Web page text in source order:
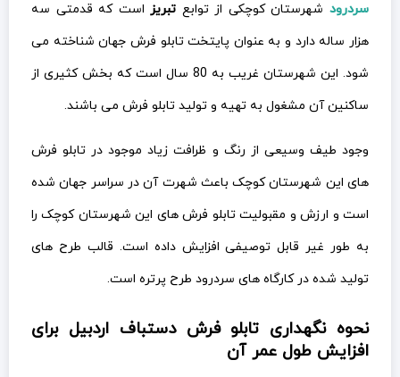
سردرودشهرستان کوچکی از توابع تبریزاست که قدمتی سه
هزار ساله دارد و به عنوان پایتخت تابلو فرش جهان شناخته می
شود. این شهرستان غریب به 80 سال است که بخش کثیری از
ساکنین آن مشغول به تهیه و تولید تابلو فرش می باشند.
وجود طیف وسیعی از رنگ و ظرافت زیاد موجود در تابلو فرش
های این شهرستان کوچک باعث شهرت آن در سراسر جهان شده
است و ارزش و مقبولیت تابلو فرش های این شهرستان کوچک را
به طور غیر قابل توصیفی افزایش داده است. قالب طرح های
تولید شده در کارگاه های سردرود طرح پرتره است.
نحوه نگهداری تابلو فرش دستباف اردبیل برای
افزایش طول عمر آن